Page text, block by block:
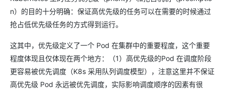
n）的目的十分明确：保证高优先级的任务可以在需要的时候通过
抢占低优先级任务的方式得到运行。
这其中，优先级定义了一个 Pod 在集群中的重要程度，这个重要
程度体现且仅体现在两个地方：（1）高优先级的Pod 在调度阶段
更容易被优先调度（K8s 采用队列调度模型），注意这里并不保证
高优先级 Pod 永远被优先调度，实际影响调度顺序的因素有很